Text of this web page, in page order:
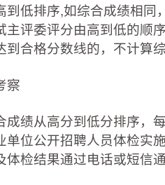
到低排序,如综合成绩相
主评委评分由高到低的顺
到合格分数线的，不计算
察
成绩从高分到低分排序，
单位公开招聘人员体检实
体检结果通过电话或短信